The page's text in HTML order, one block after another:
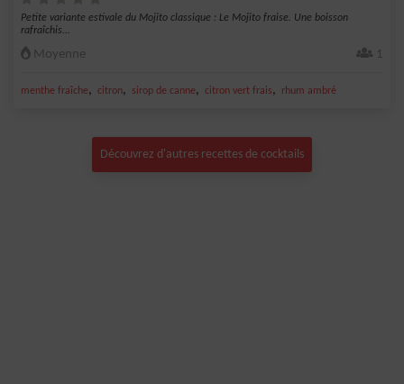
Petite variante estivale du Mojito classique : Le Mojito fraise. Une boisson
rafraîchis...
Moyenne 1
menthe fraîche, citron, sirop de canne, citron vert frais, rhum ambré
Découvrez d'autres recettes de cocktails